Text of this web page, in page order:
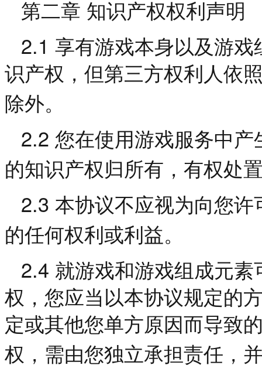
第二章 知识产权权利声明
2.1 享有游戏本身以及游
识产权，但第三方权利人依
除外。
2.2 您在使用游戏服务中
的知识产权归所有，有权处
2.3 本协议不应视为向您
的任何权利或利益。
2.4 就游戏和游戏组成元
权，您应当以本协议规定的
定或其他您单方原因而导致
权，需由您独立承担责任，